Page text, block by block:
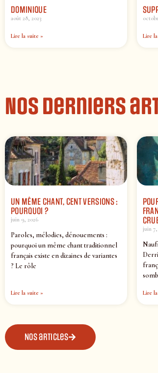
DOMINIQUE
août 28, 2023
Lire la suite » Lire
Nos derniers
UN MÊME CHANT, CENT VERSIONS :
POURQUOI ?
juin 9, 2026
Paroles, mélodies, dénouements :
pourquoi un même chant traditionnel
français existe en dizaines de variantes
? Le rôle
Lire la suite »
juin 7,
Lire
Nos articles